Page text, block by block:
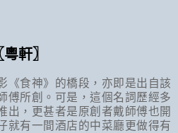
軒〗
《食神》的橋段，亦即是出自該
傅所創。可是，這個名詞歷經多
出，更甚者是原創者戴師傅也開
就有一間酒店的中菜廳更做得有